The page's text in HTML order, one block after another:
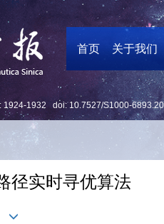
首页 关于我们
: 1924-1932 doi:10.7527/S1000-
径实时寻优算法